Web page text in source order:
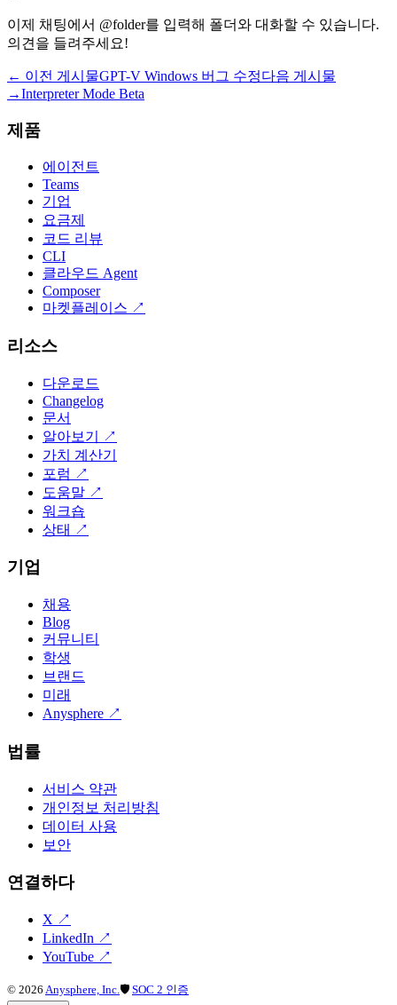
이제 채팅에서 @folder를 입력해 폴더와 대화할 수 있습니다.
의견을 들려주세요!
← 이전 게시물GPT-V Windows 버그 수정다음 게시물
→Interpreter Mode Beta
제품
에이전트
Teams
기업
요금제
코드 리뷰
CLI
클라우드 Agent
Composer
마켓플레이스 ↗
리소스
다운로드
Changelog
문서
알아보기
↗
가치 계산기
포럼 ↗
도움말 ↗
워크숍
상태 ↗
기업
채용
Blog
커뮤니티
학생
브랜드
미래
Anysphere ↗
법률
서비스 약관
개인정보 처리방침
데이터 사용
보안
연결하다
X ↗
LinkedIn ↗
YouTube ↗
© 2026 Anysphere, Inc. 🛡 SOC 2 인증